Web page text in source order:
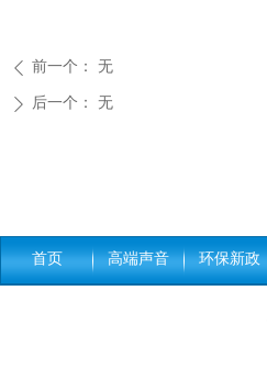
ꄴ 前一个： 无
ꄲ 后一个： 无
首页 高端声音 环保新政